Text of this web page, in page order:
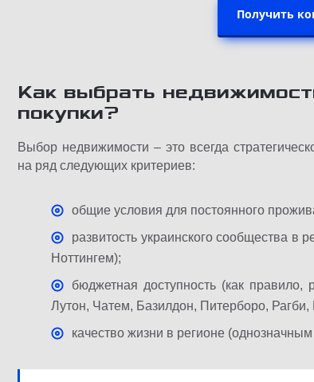
Получить
Как выбрать
покупки?
Выбор недвижимости – это всегда
на ряд следующих критериев:
общие условия для постоянного
развитость украинского сообщества в
Ноттингем);
бюджетная доступность (как
Лутон, Чатем, Базилдон, Питерборо, Рагби,
качество жизни в регионе